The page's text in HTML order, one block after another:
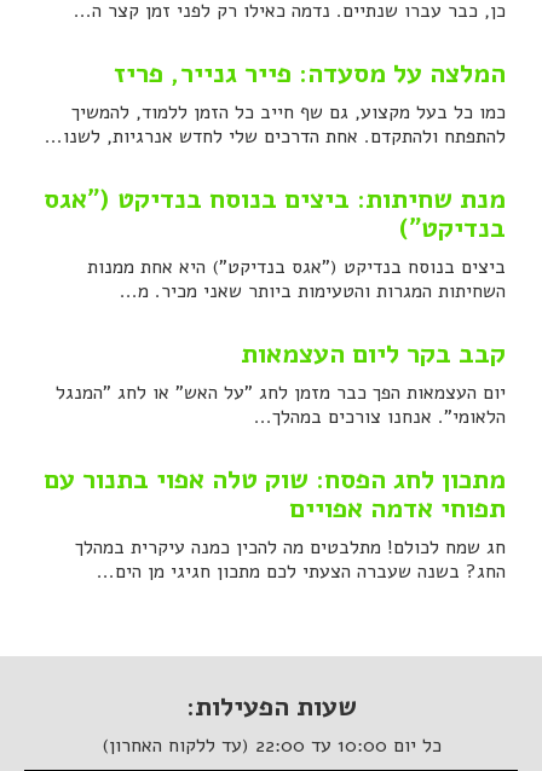
כן, כבר עברו שנתיים. נדמה כאילו רק לפני זמן קצר ה...
המלצה על מסעדה: פייר גנייר, פריז
כמו כל בעל מקצוע, גם שף חייב כל הזמן ללמוד, להמשיך
להתפתח ולהתקדם. אחת הדרכים שלי לחדש אנרגיות, לשנו...
מנת שחיתות: ביצים בנוסח בנדיקט ("אגס
בנדיקט")
ביצים בנוסח בנדיקט ("אגס בנדיקט") היא אחת ממנות
השחיתות המגרות והטעימות ביותר שאני מכיר. מ...
קבב בקר ליום העצמאות
יום העצמאות הפך כבר מזמן לחג "על האש" או לחג "המנגל
הלאומי". אנחנו צורכים במהלך...
מתכון לחג הפסח: שוק טלה אפוי בתנור עם
תפוחי אדמה אפויים
חג שמח לכולם! מתלבטים מה להכין כמנה עיקרית במהלך
החג? בשנה שעברה הצעתי לכם מתכון חגיגי מן הים...
שעות הפעילות:
כל יום 10:00 עד 22:00 (עד ללקוח האחרון)